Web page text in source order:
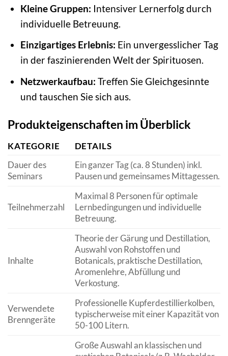
Kleine Gruppen: Intensiver Lernerfolg durch
individuelle Betreuung.
Einzigartiges Erlebnis: Ein unvergesslicher Tag
in der faszinierenden Welt der Spirituosen.
Netzwerkaufbau: Treffen Sie Gleichgesinnte
und tauschen Sie sich aus.
Produkteigenschaften im Überblick
KATEGORIE
DETAILS
Dauer des
Seminars
Ein ganzer Tag (ca. 8 Stunden) inkl.
Pausen und gemeinsames Mittagessen.
Teilnehmerzahl
Maximal 8 Personen für optimale
Lernbedingungen und individuelle
Betreuung.
Inhalte
Theorie der Gärung und Destillation,
Auswahl von Rohstoffen und
Botanicals, praktische Destillation,
Aromenlehre, Abfüllung und
Verkostung.
Verwendete
Brenngeräte
Professionelle Kupferdestillierkolben,
typischerweise mit einer Kapazität von
50-100 Litern.
Große Auswahl an klassischen und